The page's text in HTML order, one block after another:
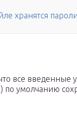
хранятся пароли
все
по умолчанию